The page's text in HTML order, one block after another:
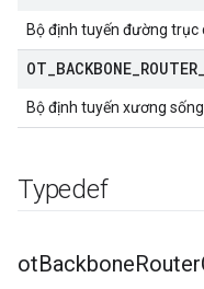
Bộ định tuyến đường trục
OT BACKBONE ROUTER
Bộ định tuyến xương sống
Typedef
otBackboneRouter